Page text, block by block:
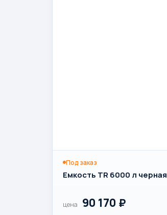
Под заказ
Емкость TR 6000 л черная
цена 90 170 ₽